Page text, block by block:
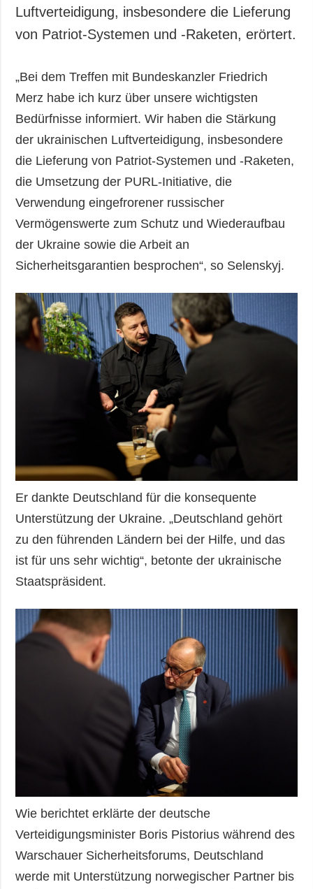
Luftverteidigung, insbesondere die Lieferung
von Patriot-Systemen und -Raketen, erörtert.
„Bei dem Treffen mit Bundeskanzler Friedrich
Merz habe ich kurz über unsere wichtigsten
Bedürfnisse informiert. Wir haben die Stärkung
der ukrainischen Luftverteidigung, insbesondere
die Lieferung von Patriot-Systemen und -Raketen,
die Umsetzung der PURL-Initiative, die
Verwendung eingefrorener russischer
Vermögenswerte zum Schutz und Wiederaufbau
der Ukraine sowie die Arbeit an
Sicherheitsgarantien besprochen“, so Selenskyj.
Er dankte Deutschland für die konsequente
Unterstützung der Ukraine. „Deutschland gehört
zu den führenden Ländern bei der Hilfe, und das
ist für uns sehr wichtig“, betonte der ukrainische
Staatspräsident.
Wie berichtet erklärte der deutsche
Verteidigungsminister Boris Pistorius während des
Warschauer Sicherheitsforums, Deutschland
werde mit Unterstützung norwegischer Partner bis